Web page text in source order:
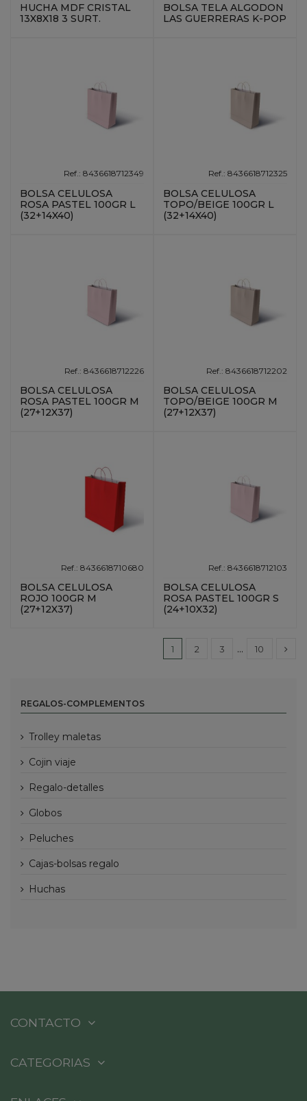
HUCHA MDF CRISTAL
13X8X18 3 SURT.
BOLSA TELA ALGODON
LAS GUERRERAS K-POP
Ref.: 8436618712349
BOLSA CELULOSA
ROSA PASTEL 100GR L
(32+14X40)
Ref.: 8436618712325
BOLSA CELULOSA
TOPO/BEIGE 100GR L
(32+14X40)
Ref.: 8436618712226
BOLSA CELULOSA
ROSA PASTEL 100GR M
(27+12X37)
Ref.: 8436618712202
BOLSA CELULOSA
TOPO/BEIGE 100GR M
(27+12X37)
Ref.: 8436618710680
BOLSA CELULOSA
ROJO 100GR M
(27+12X37)
Ref.: 8436618712103
BOLSA CELULOSA
ROSA PASTEL 100GR S
(24+10X32)
1 2 3 … 10
REGALOS-COMPLEMENTOS
trolley maletas
cojin viaje
regalo-detalles
globos
peluches
cajas-bolsas regalo
huchas
CONTACTO
CATEGORIAS